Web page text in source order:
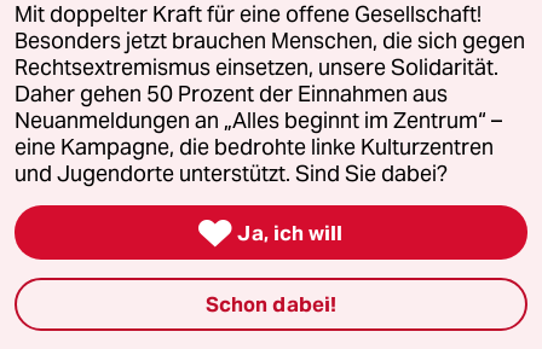
Ressorts
Politik
Öko
Kultur
Mit doppelter Kraft für eine offene Gesellschaft!
Besonders jetzt brauchen Menschen, die sich gegen
Rechtsextremismus einsetzen, unsere Solidarität.
Daher gehen 50 Prozent der Einnahmen aus
Neuanmeldungen an „Alles beginnt im Zentrum“ –
eine Kampagne, die bedrohte linke Kulturzentren
und Jugendorte unterstützt. Sind Sie dabei?
 Ja, ich will
Schon dabei!